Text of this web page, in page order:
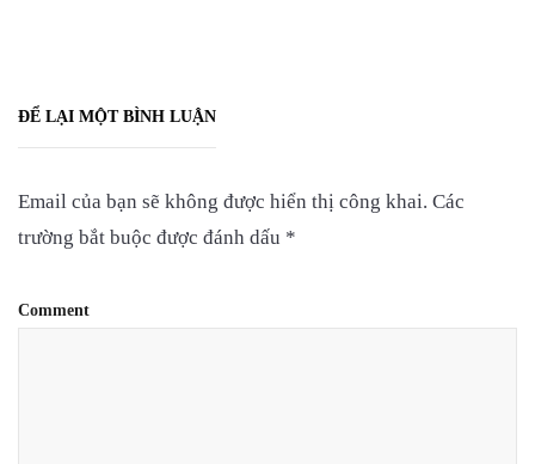
ĐỂ LẠI MỘT BÌNH LUẬN
Email của bạn sẽ không được hiển thị công khai. Các
trường bắt buộc được đánh dấu *
Comment